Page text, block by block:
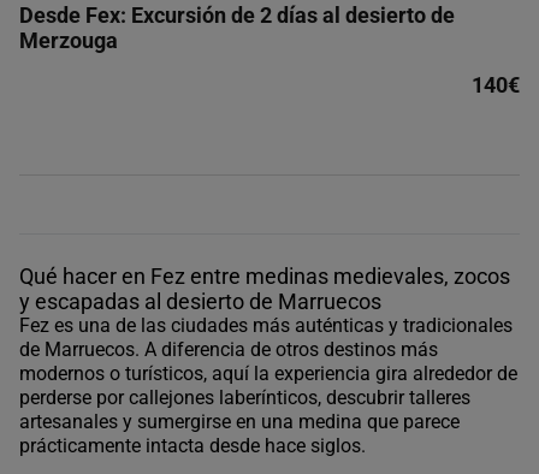
Desde Fex: Excursión de 2 días al desierto de
Merzouga
140€
Qué hacer en Fez entre medinas medievales, zocos
y escapadas al desierto de Marruecos
Fez es una de las ciudades más auténticas y tradicionales
de Marruecos. A diferencia de otros destinos más
modernos o turísticos, aquí la experiencia gira alrededor de
perderse por callejones laberínticos, descubrir talleres
artesanales y sumergirse en una medina que parece
prácticamente intacta desde hace siglos.